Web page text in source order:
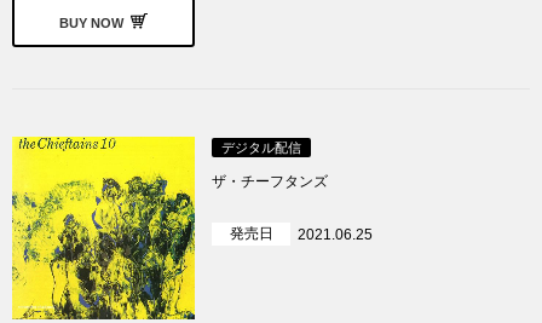
BUY NOW
デジタル配信
ザ・チーフタンズ
発売日 2021.06.25